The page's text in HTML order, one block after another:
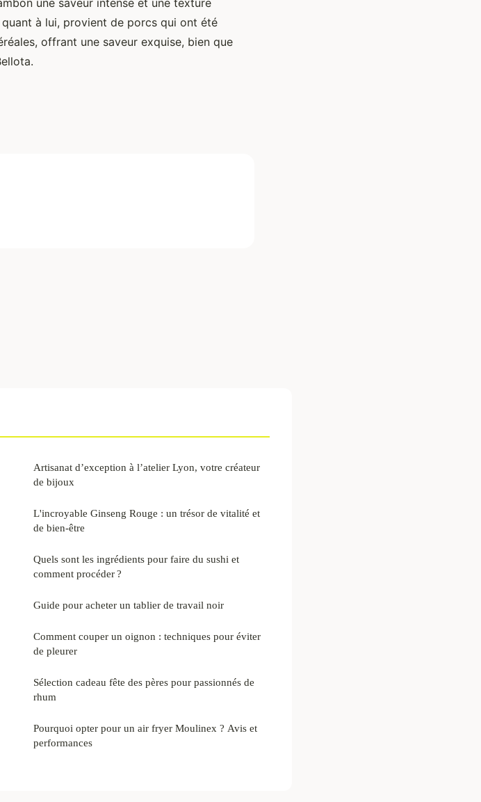
à lui, provient de porcs qui ont été
offrant une saveur exquise, bien que
Artisanat d’exception à l’atelier Lyon, votre créateur
de bijoux
L'incroyable Ginseng Rouge : un trésor de vitalité et
de bien-être
Quels sont les ingrédients pour faire du sushi et
comment procéder ?
Guide pour acheter un tablier de travail noir
Comment couper un oignon : techniques pour éviter
de pleurer
Sélection cadeau fête des pères pour passionnés de
rhum
Pourquoi opter pour un air fryer Moulinex ? Avis et
performances